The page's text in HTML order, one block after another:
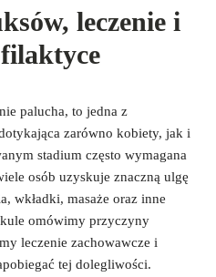
leczenie i
palucha, to jedna z
zarówno kobiety, jak i
stadium często wymagana
osób uzyskuje znaczną ulgę
wkładki, masaże oraz inne
omówimy przyczyny
leczenie zachowawcze i
tej dolegliwości.